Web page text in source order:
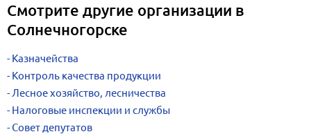
Смотрите другие организации в
Солнечногорске
Казначейства
Контроль качества продукции
Лесное хозяйство, лесничества
Налоговые инспекции и службы
Совет депутатов